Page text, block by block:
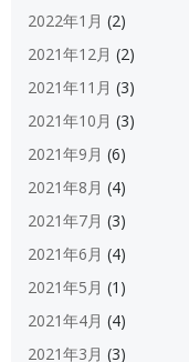
2022年1月 (2)
2021年12月 (2)
2021年11月 (3)
2021年10月 (3)
2021年9月 (6)
2021年8月 (4)
2021年7月 (3)
2021年6月 (4)
2021年5月 (1)
2021年4月 (4)
2021年3月 (3)